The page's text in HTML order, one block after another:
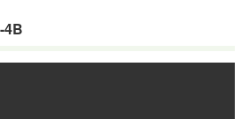
4B